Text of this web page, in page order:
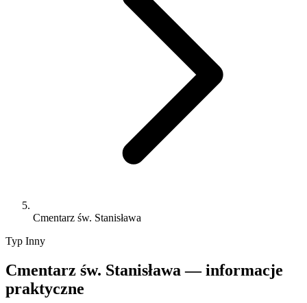
Cmentarz św. Stanisława
Typ Inny
Cmentarz św. Stanisława — informacje
praktyczne